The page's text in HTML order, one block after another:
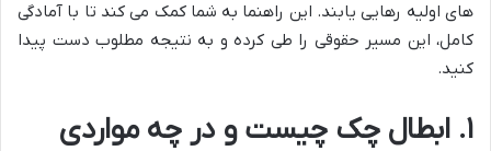
های اولیه رهایی یابند. این راهنما به شما کمک می کند تا با آمادگی
کامل، این مسیر حقوقی را طی کرده و به نتیجه مطلوب دست پیدا
کنید.
۱. ابطال چک چیست و در چه مواردی